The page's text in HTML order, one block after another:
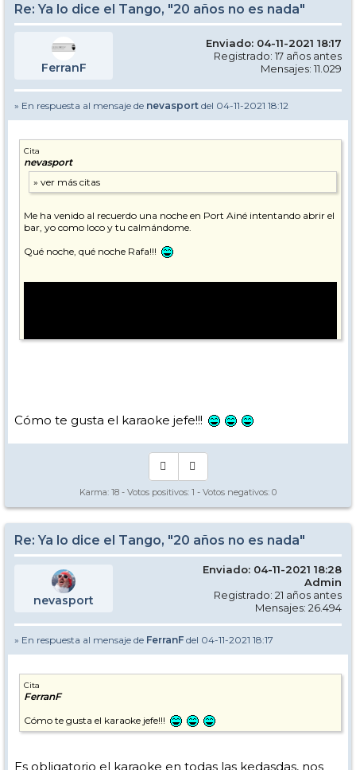
Re: Ya lo dice el Tango, "20 años no es nada"
FerranF
Enviado: 04-11-2021 18:17
Registrado: 17 años antes
Mensajes: 11.029
» En respuesta al mensaje de nevasport del 04-11-2021 18:12
Cita
nevasport
Me ha venido al recuerdo una noche en Port Ainé intentando abrir el
bar, yo como loco y tu calmándome.
Qué noche, qué noche Rafa!!!
Cómo te gusta el karaoke jefe!!!
Karma: 18 - Votos positivos: 1 - Votos negativos: 0
Re: Ya lo dice el Tango, "20 años no es nada"
nevasport
Enviado: 04-11-2021 18:28
Admin
Registrado: 21 años antes
Mensajes: 26.494
» En respuesta al mensaje de FerranF del 04-11-2021 18:17
Cita
FerranF
Cómo te gusta el karaoke jefe!!!
Es obligatorio el karaoke en todas las kedasdas, nos